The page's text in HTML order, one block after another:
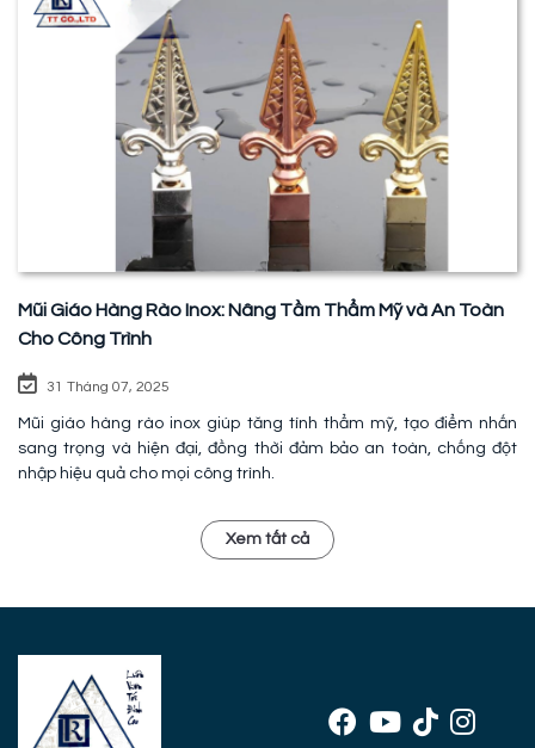
Mũi Giáo Hàng Rào Inox: Nâng Tầm Thẩm Mỹ và An Toàn
Cho Công Trình
31 Tháng 07, 2025
Mũi giáo hàng rào inox giúp tăng tính thẩm mỹ, tạo điểm nhấn
sang trọng và hiện đại, đồng thời đảm bảo an toàn, chống đột
nhập hiệu quả cho mọi công trình.
Xem tất cả